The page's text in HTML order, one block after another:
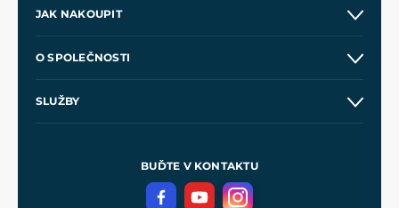
JAK NAKOUPIT
Velkoobchod
O SPOLEČNOSTI
SLUŽBY
Meče pro Kingdom Come
BUĎTE V KONTAKTU